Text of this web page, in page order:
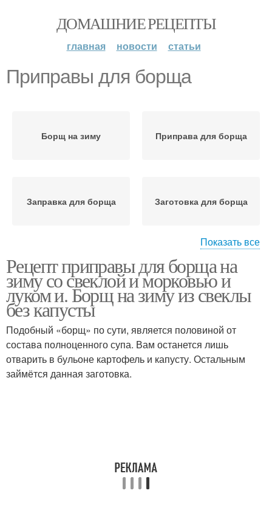
ДОМАШНИЕ РЕЦЕПТЫ
главная новости статьи
Приправы для борща
Борщ на зиму Приправа для борща
Заправка для борща Заготовка для борща
Заправки для борща
Показать все
Рецепт приправы для борща на
зиму со свеклой и морковью и
луком и. Борщ на зиму из свеклы
без капусты
Подобный «борщ» по сути, является половиной от
состава полноценного супа. Вам останется лишь
отварить в бульоне картофель и капусту. Остальным
займётся данная заготовка.